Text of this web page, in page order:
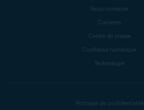
Nous contacter
Carrières
Centre de presse
Confiance numérique
Technologie
Politique de confidentialité